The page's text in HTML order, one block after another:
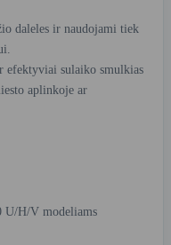
daleles ir naudojami tiek
sulaiko smulkias
aplinkoje ar
U/H/V modeliams